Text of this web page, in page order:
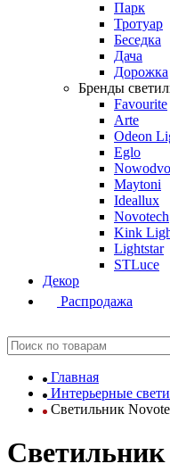
Парк
Тротуар
Беседка
Дача
Дорожка
Бренды
Favourite
Arte
Odeon
Eglo
Maytoni
Ideallux
Novotech
Kink
Lightstar
STLuce
Декор
Распродажа
Главная
Интерьерные
Светильник